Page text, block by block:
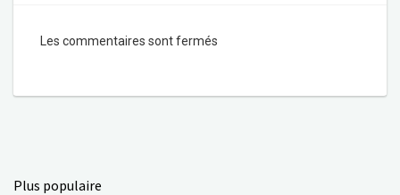
Les commentaires sont fermés
Plus populaire